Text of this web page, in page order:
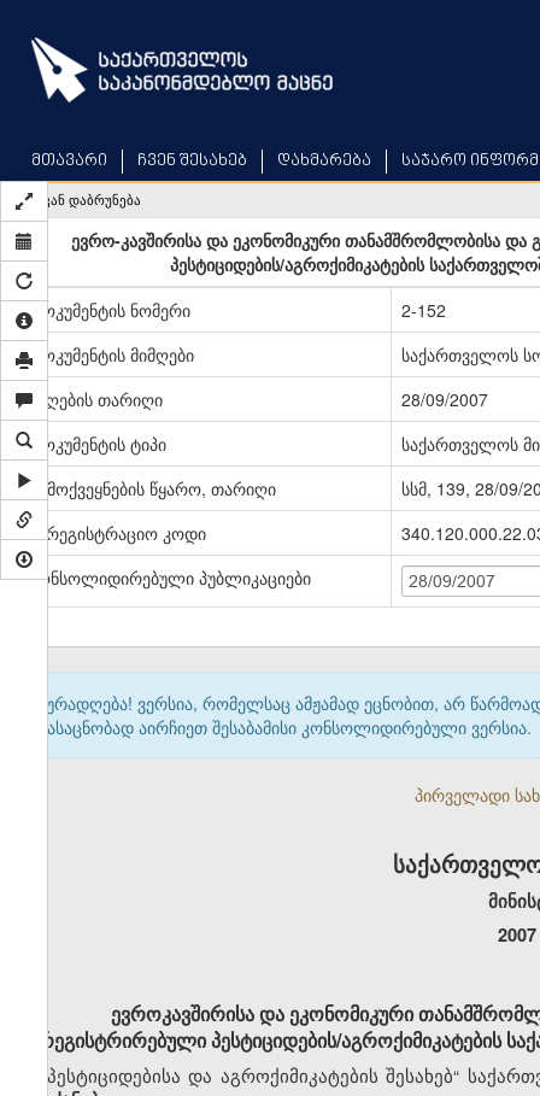
main
content
მთავარი ჩვენ შესახებ დახმარება საჯარო
უკან დაბრუნება
ევრო-კავშირისა და ეკონომიკური თანამშრომლობისა და
პესტიციდების/აგროქიმიკატების
დოკუმენტის ნომერი
2-152
დოკუმენტის მიმღები
საქართველოს
მიღების თარიღი
28/09/2007
დოკუმენტის ტიპი
საქართველოს
გამოქვეყნების წყარო, თარიღი
სსმ, 139, 28/09/
სარეგისტრაციო კოდი
კონსოლიდირებული პუბლიკაციები
28/09/2007
ყურადღება! ვერსია, რომელსაც ამჟამად ეცნობით, არ
გასაცნობად აირჩიეთ შესაბამისი კონსოლიდირებული ვერსია.
პირველადი
ევროკავშირისა და ეკონომიკური
რეგისტრირებული პესტიციდების/აგროქიმიკატების
„პესტიციდებისა და აგროქიმიკატების შესახებ“